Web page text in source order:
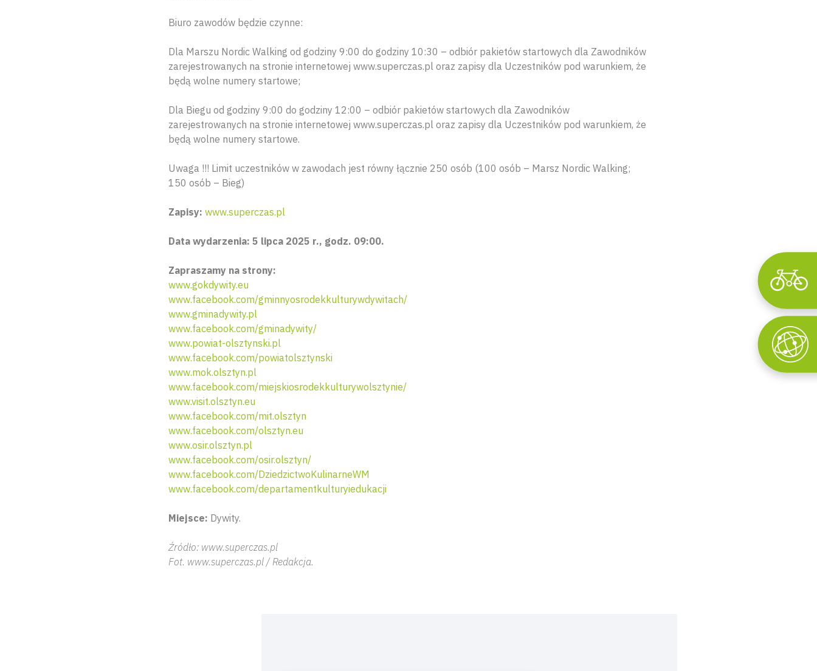
Biuro zawodów będzie czynne:
Dla Marszu Nordic Walking od godziny 9:00 do godziny 10:30 – odbiór pakietów startowych dla Zawodników
zarejestrowanych na stronie internetowej www.superczas.pl oraz zapisy dla Uczestników pod warunkiem, że
będą wolne numery startowe;
Dla Biegu od godziny 9:00 do godziny 12:00 – odbiór pakietów startowych dla Zawodników
zarejestrowanych na stronie internetowej www.superczas.pl oraz zapisy dla Uczestników pod warunkiem, że
będą wolne numery startowe.​
Uwaga !!! Limit uczestników w zawodach jest równy łącznie 250 osób (100 osób – Marsz Nordic Walking;
150 osób – Bieg)
Zapisy: www.superczas.pl
Data wydarzenia: 5 lipca 2025 r., godz. 09:00.
Zapraszamy na strony:
www.gokdywity.eu
www.facebook.com/gminnyosrodekkulturywdywitach/
www.gminadywity.pl
www.facebook.com/gminadywity/
www.powiat-olsztynski.pl
www.facebook.com/powiatolsztynski
www.mok.olsztyn.pl
www.facebook.com/miejskiosrodekkulturywolsztynie/
www.visit.olsztyn.eu
www.facebook.com/mit.olsztyn
www.facebook.com/olsztyn.eu
www.osir.olsztyn.pl
www.facebook.com/osir.olsztyn/
www.facebook.com/DziedzictwoKulinarneWM
www.facebook.com/departamentkulturyiedukacji
Miejsce: Dywity.
Źródło: www.superczas.pl
Fot. www.superczas.pl / Redakcja.
Wyszukaj